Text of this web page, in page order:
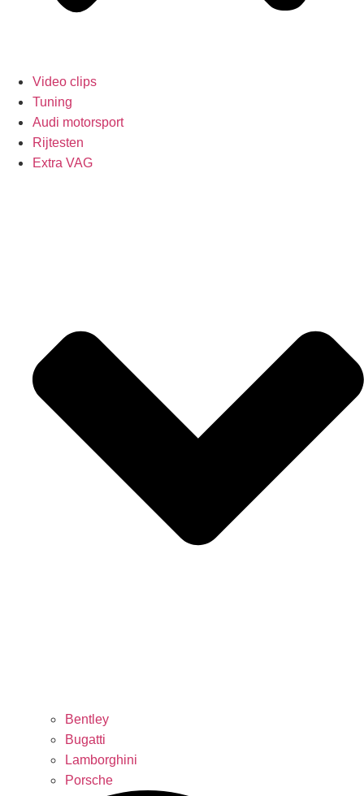
Video clips
Tuning
Audi motorsport
Rijtesten
Extra VAG
Bentley
Bugatti
Lamborghini
Porsche